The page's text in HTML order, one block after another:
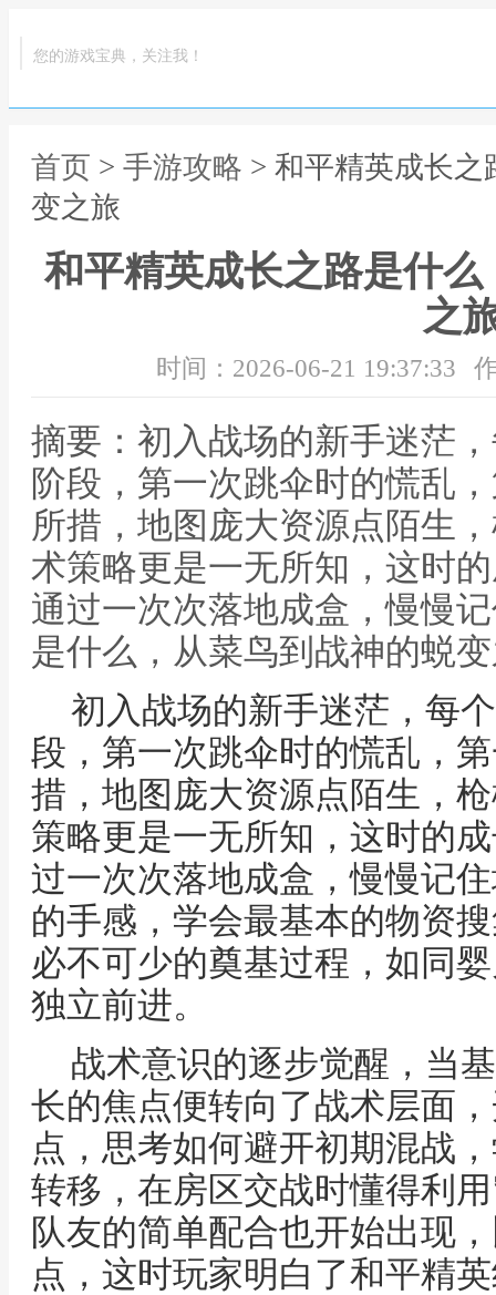
您的游戏宝典，关注我！
首页 > 手游攻略 > 和平精英成长
变之旅
和平精英成长之路是什
之
时间：2026-06-21 19:37:33
摘要：初入战场的新手迷茫
阶段，第一次跳伞时的慌乱
所措，地图庞大资源点陌生
术策略更是一无所知，这时
通过一次次落地成盒，慢慢
是什么，从菜鸟到战神的蜕
初入战场的新手迷茫，每
段，第一次跳伞时的慌乱，
措，地图庞大资源点陌生，
策略更是一无所知，这时的
过一次次落地成盒，慢慢记
的手感，学会最基本的物资
必不可少的奠基过程，如同
独立前进。
战术意识的逐步觉醒，当
长的焦点便转向了战术层面
点，思考如何避开初期混战
转移，在房区交战时懂得利
队友的简单配合也开始出现
点，这时玩家明白了和平精